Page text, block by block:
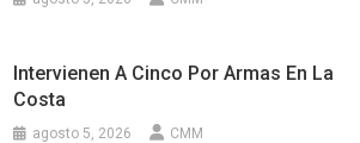
Intervienen A Cinco Por Armas En La
Costa
agosto 5, 2026 CMM